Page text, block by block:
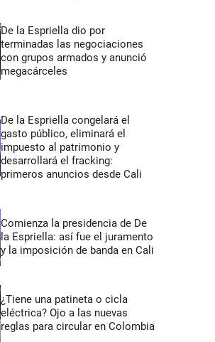
De la Espriella dio por
terminadas las negociaciones
con grupos armados y anunció
megacárceles
De la Espriella congelará el
gasto público, eliminará el
impuesto al patrimonio y
desarrollará el fracking:
primeros anuncios desde Cali
Comienza la presidencia de De
la Espriella: así fue el juramento
y la imposición de banda en Cali
¿Tiene una patineta o cicla
eléctrica? Ojo a las nuevas
reglas para circular en Colombia